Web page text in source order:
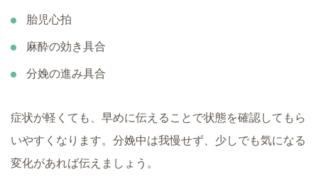
胎児心拍
麻酔の効き具合
分娩の進み具合
症状が軽くても、早めに伝えることで状態を確認してもら
いやすくなります。分娩中は我慢せず、少しでも気になる
変化があれば伝えましょう。